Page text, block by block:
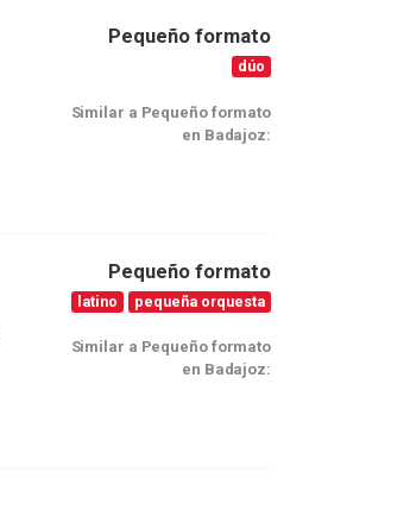
Pequeño formato
dúo
Similar a Pequeño formato
en Badajoz:
Pequeño formato
latino pequeña orquesta
Similar a Pequeño formato
en Badajoz: